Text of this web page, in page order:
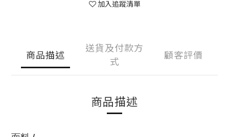
加入追蹤清單
商品描述
送貨及付款方
式
顧客評價
商品描述